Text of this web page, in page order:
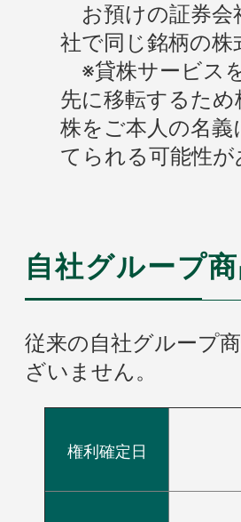
お預けの証券会
社で同じ銘柄の
※貸株サービス
先に移転するた
株をご本人の名
てられる可能性が
自社グループ
従来の自社グループ
ざいません。
権利確定日